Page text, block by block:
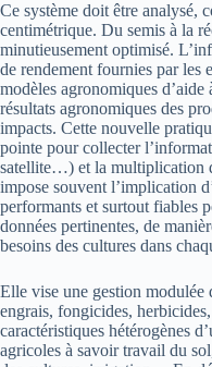
Ce système doit être analysé,
centimétrique. Du semis à la
minutieusement optimisé.
de rendement fournies par les
modèles agronomiques
résultats agronomiques des
impacts. Cette nouvelle
pointe pour collecter
satellite…) et la multiplication
impose souvent l’implication
performants et surtout fiables
données pertinentes, de
besoins des cultures dans
Elle vise une gestion modulée
engrais, fongicides,
caractéristiques hétérogènes
agricoles à savoir travail du